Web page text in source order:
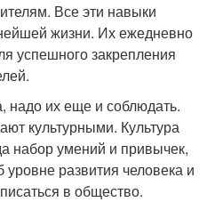
Все эти навыки
жизни. Их ежедневно
успешного закрепления
надо их еще и соблюдать.
культурными. Культура
набор умений и привычек,
уровне развития человека и
в общество.